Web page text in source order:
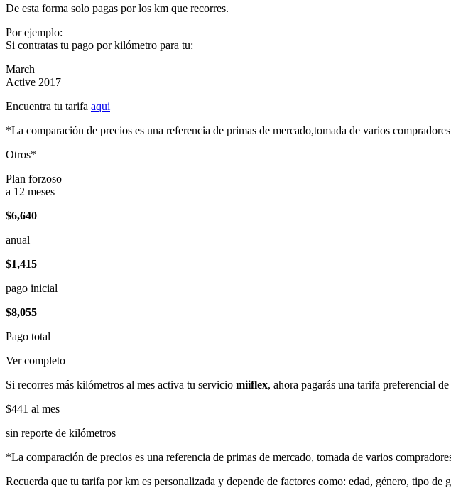
De esta forma solo pagas por los km que recorres.
Por ejemplo:
Si contratas tu pago por kilómetro para tu:
March
Active 2017
Encuentra tu tarifa aqui
*La comparación de precios es una referencia de primas de mercado,tomada de varios
Otros*
Plan forzoso
a 12 meses
$6,640
anual
$1,415
pago inicial
$8,055
Pago total
Ver completo
Si recorres más kilómetros al mes activa tu servicio miiflex, ahora pagarás una tarifa preferencial de
$441 al mes
sin reporte de kilómetros
*La comparación de precios es una referencia de primas de mercado, tomada de varios
Recuerda que tu tarifa por km es personalizada y depende de factores como: edad, género, tipo